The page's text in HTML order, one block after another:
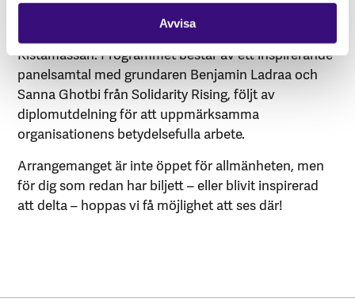
Avvisa
9 december kl. 16.00–16.30
prisceremoni under Mänskliga Rättighetsdagarna på
Kistamässan. Programmet består av ett inspirerande
panelsamtal med grundaren Benjamin Ladraa och
Sanna Ghotbi från Solidarity Rising, följt av
diplomutdelning för att uppmärksamma
organisationens betydelsefulla arbete.
Arrangemanget är inte öppet för allmänheten, men
för dig som redan har biljett – eller blivit inspirerad
att delta – hoppas vi få möjlighet att ses där!